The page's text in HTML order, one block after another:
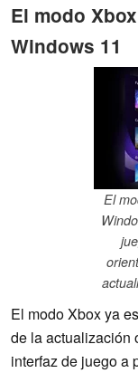
El modo
Windows 11
El
El modo Xbox ya
de la actualización
interfaz de juego a